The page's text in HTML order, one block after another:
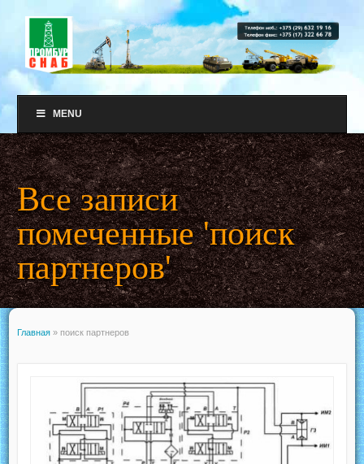
MENU
Все записи
помеченные 'поиск
партнеров'
Главная » поиск партнеров